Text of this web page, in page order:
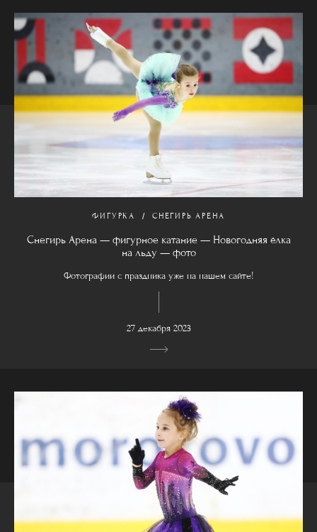
ФИГУРКА СНЕГИРЬ АРЕНА
Снегирь Арена — фигурное катание — Новогодняя ёлка
на льду — фото
Фотографии с праздника уже на нашем сайте!
27 декабря 2023